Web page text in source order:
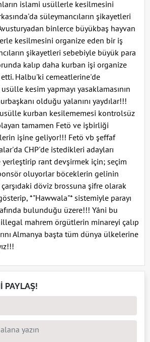
islami usüllerle kesilmesini
süleymancıların şikayetleri
binlerce büyükbaş hayvan
kesilmesini organize eden bir iş
şikayetleri sebebiyle büyük para
kalıp daha kurban işi organize
Halbu'ki cemeatlerine'de
kesim yapmayı yasaklamasının
olduğu yalanını yaydılar!!!
kurban kesilememesi kontrolsüz
tamamen Fetö ve işbirliği
işine geliyor!!! Fetö vb şeffaf
CHP'de istedikleri adayları
rant devşirmek için; seçim
oluyorlar böceklerin gelinin
döviz brossuna şifre olarak
*"Hawwala"* sistemiyle parayı
bulunduğu üzere!!! Yâni bu
illegal mahrem örgütlerin minareyi çalıp
Almanya başta tüm dünya ülkelerine
PAYLAŞ!